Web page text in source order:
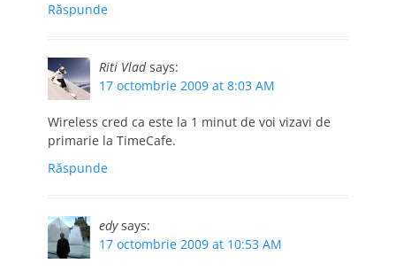
Răspunde
Riti Vlad says:
17 octombrie 2009 at 8:03 AM
Wireless cred ca este la 1 minut de voi vizavi de
primarie la TimeCafe.
Răspunde
edy says:
17 octombrie 2009 at 10:53 AM